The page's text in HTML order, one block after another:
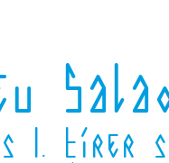
I. Tirer